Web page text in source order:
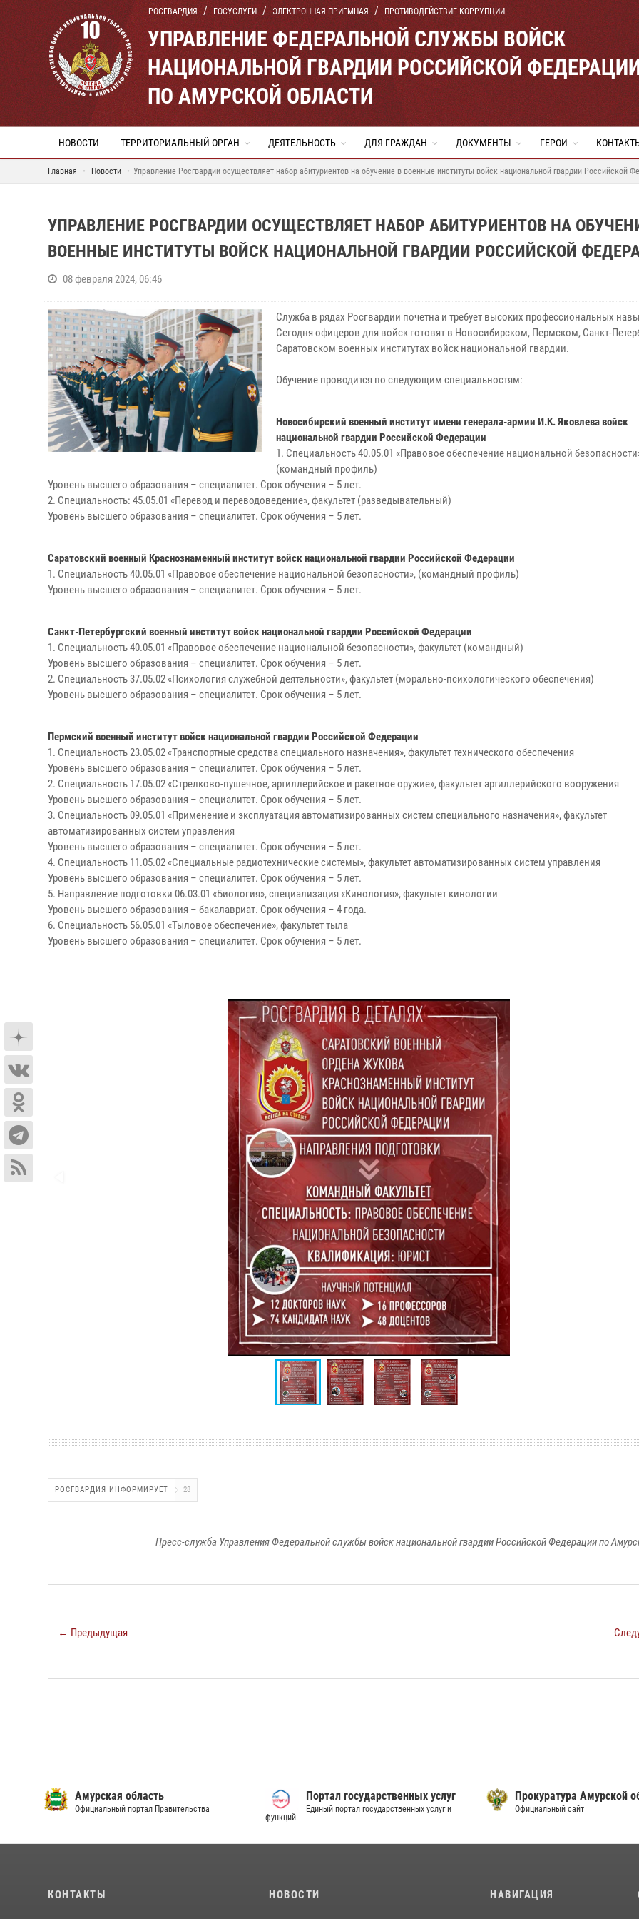
РОСГВАРДИЯ ГОСУСЛУГИ ЭЛЕКТРОННАЯ ПРИЕМНАЯ ПРОТИВОДЕЙСТВИЕ КОРРУПЦИИ
УПРАВЛЕНИЕ ФЕДЕРАЛЬНОЙ СЛУЖБЫ ВОЙСК
НАЦИОНАЛЬНОЙ ГВАРДИИ РОССИЙСКОЙ
ПО АМУРСКОЙ ОБЛАСТИ
НОВОСТИ ТЕРРИТОРИАЛЬНЫЙ ОРГАН ДЕЯТЕЛЬНОСТЬ ДЛЯ ГРАЖДАН ДОКУМЕНТЫ ГЕРОИ
Главная Новости Управление Росгвардии осуществляет набор абитуриентов на обучение в военные институты войск национальной гвардии Российской
УПРАВЛЕНИЕ РОСГВАРДИИ ОСУЩЕСТВЛЯЕТ НАБОР АБИТУРИЕНТОВ НА
ВОЕННЫЕ ИНСТИТУТЫ ВОЙСК НАЦИОНАЛЬНОЙ ГВАРДИИ РОССИЙСКОЙ
08 февраля 2024, 06:46
Служба в рядах Росгвардии почетна и требует высоких профессиональных
Сегодня офицеров для войск готовят в Новосибирском, Пермском, Санкт-
Саратовском военных институтах войск национальной гвардии.
Обучение проводится по следующим специальностям:
Новосибирский военный институт имени генерала-армии И.К. Яковлева войск
национальной гвардии Российской Федерации
1. Специальность 40.05.01 «Правовое обеспечение национальной
(командный профиль)
Уровень высшего образования – специалитет. Срок обучения – 5 лет.
2. Специальность: 45.05.01 «Перевод и переводоведение», факультет (разведывательный)
Уровень высшего образования – специалитет. Срок обучения – 5 лет.
Саратовский военный Краснознаменный институт войск национальной гвардии Российской Федерации
1. Специальность 40.05.01 «Правовое обеспечение национальной безопасности», (командный профиль)
Уровень высшего образования – специалитет. Срок обучения – 5 лет.
Санкт-Петербургский военный институт войск национальной гвардии Российской Федерации
1. Специальность 40.05.01 «Правовое обеспечение национальной безопасности», факультет (командный)
Уровень высшего образования – специалитет. Срок обучения – 5 лет.
2. Специальность 37.05.02 «Психология служебной деятельности», факультет (морально-психологического обеспечения)
Уровень высшего образования – специалитет. Срок обучения – 5 лет.
Пермский военный институт войск национальной гвардии Российской Федерации
1. Специальность 23.05.02 «Транспортные средства специального назначения», факультет технического обеспечения
Уровень высшего образования – специалитет. Срок обучения – 5 лет.
2. Специальность 17.05.02 «Стрелково-пушечное, артиллерийское и ракетное оружие», факультет артиллерийского вооружения
Уровень высшего образования – специалитет. Срок обучения – 5 лет.
3. Специальность 09.05.01 «Применение и эксплуатация автоматизированных систем специального назначения», факультет
автоматизированных систем управления
Уровень высшего образования – специалитет. Срок обучения – 5 лет.
4. Специальность 11.05.02 «Специальные радиотехнические системы», факультет автоматизированных систем управления
Уровень высшего образования – специалитет. Срок обучения – 5 лет.
5. Направление подготовки 06.03.01 «Биология», специализация «Кинология», факультет кинологии
Уровень высшего образования – бакалавриат. Срок обучения – 4 года.
6. Специальность 56.05.01 «Тыловое обеспечение», факультет тыла
Уровень высшего образования – специалитет. Срок обучения – 5 лет.
РОСГВАРДИЯ ИНФОРМИРУЕТ 28
Пресс-служба Управления Федеральной службы войск национальной гвардии Российской Федерации по
← Предыдущая
Амурская область
Официальный портал Правительства
Портал государственных услуг
Единый портал государственных услуг и
функций
Прокуратура Амурской
Официальный сайт
КОНТАКТЫ НОВОСТИ НАВИГАЦИЯ